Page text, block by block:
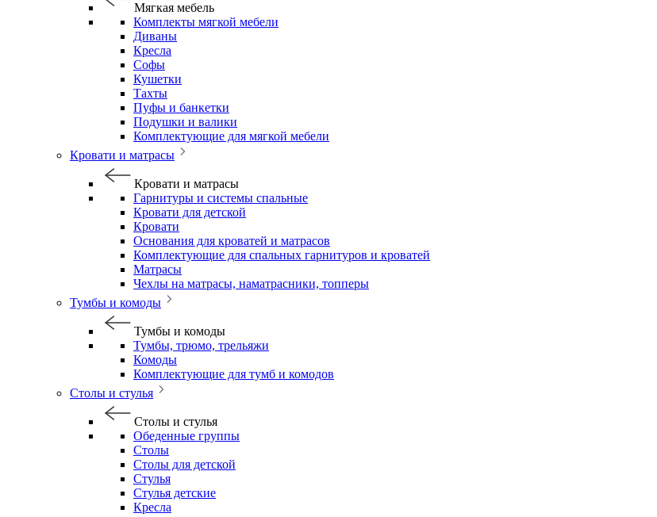
Мягкая мебель
Комплекты мягкой мебели
Диваны
Кресла
Софы
Кушетки
Тахты
Пуфы и банкетки
Подушки и валики
Комплектующие для мягкой мебели
Кровати и матрасы
Кровати и матрасы
Гарнитуры и системы спальные
Кровати для детской
Кровати
Основания для кроватей и матрасов
Комплектующие для спальных гарнитуров и кроватей
Матрасы
Чехлы на матрасы, наматрасники, топперы
Тумбы и комоды
Тумбы и комоды
Тумбы, трюмо, трельяжи
Комоды
Комплектующие для тумб и комодов
Столы и стулья
Столы и стулья
Обеденные группы
Столы
Столы для детской
Стулья
Стулья детские
Кресла